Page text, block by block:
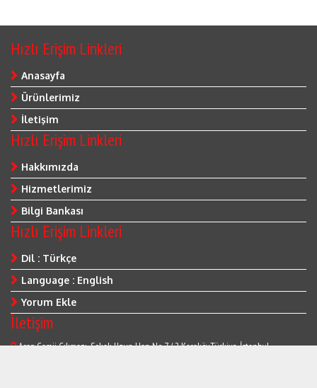
Hızlı Erişim Linkleri
Anasayfa
Ürünlerimiz
İletişim
Hızlı Erişim Linkleri
Hakkımızda
Hizmetlerimiz
Bilgi Bankası
Hızlı Erişim Linkleri
Dil : Türkçe
Language : English
Yorum Ekle
İletişim
Arap Camii Çıkmazı ,Sokak Uzun Han No 7 / 2 Karaköy,Türkiye, İstanbul